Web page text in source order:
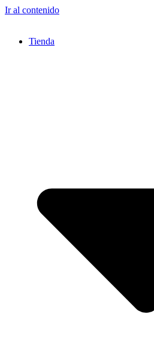
Ir al contenido
Tienda